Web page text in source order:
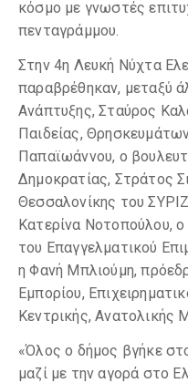
κόσμο με γνωστές
πενταγράμμου.
Στην 4η Λευκή Νύχτα
παραβρέθηκαν, μεταξύ
Ανάπτυξης, Σταύρος
Παιδείας,
Παπαϊωάννου, ο
Δημοκρατίας, Στράτος
Θεσσαλονίκης του
Κατερίνα Νοτοπούλου,
του Επαγγελματικού
η Φανή Μπλιούμη,
Εμπορίου,
Κεντρικής, Ανατολικής
«Όλος ο δήμος βγήκε
μαζί με την αγορά στο